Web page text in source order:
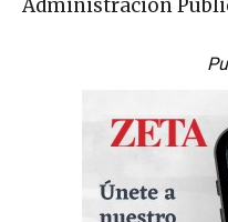
Administración